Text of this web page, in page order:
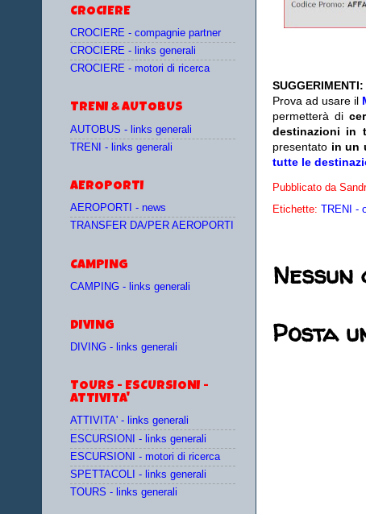
SUGGERIMENTI:
Prova ad usare il
permetterà di
destinazioni in
presentato in un
tutte le
Pubblicato da
Etichette: TRENI -
Nessun
Posta
CROCIERE
CROCIERE - compagnie partner
CROCIERE - links generali
CROCIERE - motori di ricerca
TRENI & AUTOBUS
AUTOBUS - links generali
TRENI - links generali
AEROPORTI
AEROPORTI - news
TRANSFER DA/PER AEROPORTI
CAMPING
CAMPING - links generali
DIVING
DIVING - links generali
TOURS - ESCURSIONI -
ATTIVITA'
ATTIVITA' - links generali
ESCURSIONI - links generali
ESCURSIONI - motori di ricerca
SPETTACOLI - links generali
TOURS - links generali